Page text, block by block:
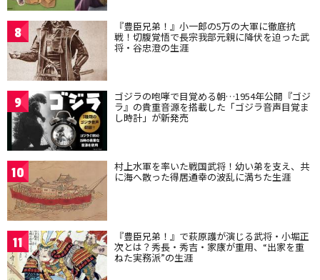
8 『豊臣兄弟！』小一郎の5万の大軍に徹底抗
戦！切腹覚悟で長宗我部元親に降伏を迫った武
将・谷忠澄の生涯
9 ゴジラの咆哮で目覚める朝…1954年公開『ゴジ
ラ』の貴重音源を搭載した「ゴジラ音声目覚ま
し時計」が新発売
10 村上水軍を率いた戦国武将！幼い弟を支え、共
に海へ散った得居通幸の波乱に満ちた生涯
11 『豊臣兄弟！』で萩原護が演じる武将・小堀正
次とは？秀長・秀吉・家康が重用、“出家を重
ねた実務派”の生涯